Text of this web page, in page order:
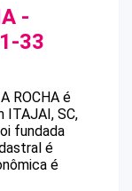
-
33
ROCHA é
ITAJAI, SC,
fundada
é
é